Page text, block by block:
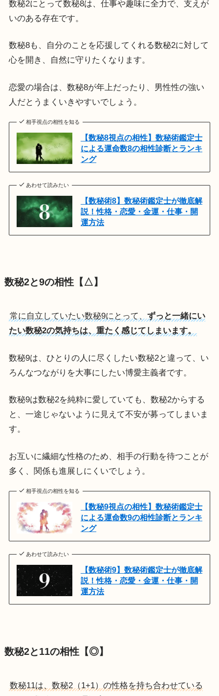
数秘2にとって数秘8は、仕事や趣味に全力で、支えが
いのある存在です。
数秘8も、自分のことを応援してくれる数秘2に対して
心を開き、自然に守りたくなります。
恋愛の場合は、数秘8が年上だったり、男性性の強い
人だとうまくいきやすいでしょう。
相手視点の相性を知る
【数秘8視点の相性】数秘術鑑定士
による運命数8の相性診断とランキ
ング
あわせて読みたい
【数秘術8】数秘術鑑定士が徹底解
説！性格・恋愛・金運・仕事・開
運方法
数秘2と9の相性【△】
常に自立していたい数秘9にとって、 ずっと一緒にい
たい数秘2の気持ちは、重たく感じてしまいます。
数秘9は、ひとりの人に尽くしたい数秘2と違って、い
ろんなつながりを大事にしたい博愛主義者です。
数秘9は数秘2を純粋に愛していても、数秘2からする
と、一途じゃないように見えて不安が募ってしまいま
す。
お互いに繊細な性格のため、相手の行動を待つことが
多く、関係も進展しにくいでしょう。
相手視点の相性を知る
【数秘9視点の相性】数秘術鑑定士
による運命数9の相性診断とランキ
ング
あわせて読みたい
【数秘術9】数秘術鑑定士が徹底解
説！性格・恋愛・金運・仕事・開
運方法
数秘2と11の相性【◎】
数秘11は、数秘2（1+1）の性格を持ち合わせている